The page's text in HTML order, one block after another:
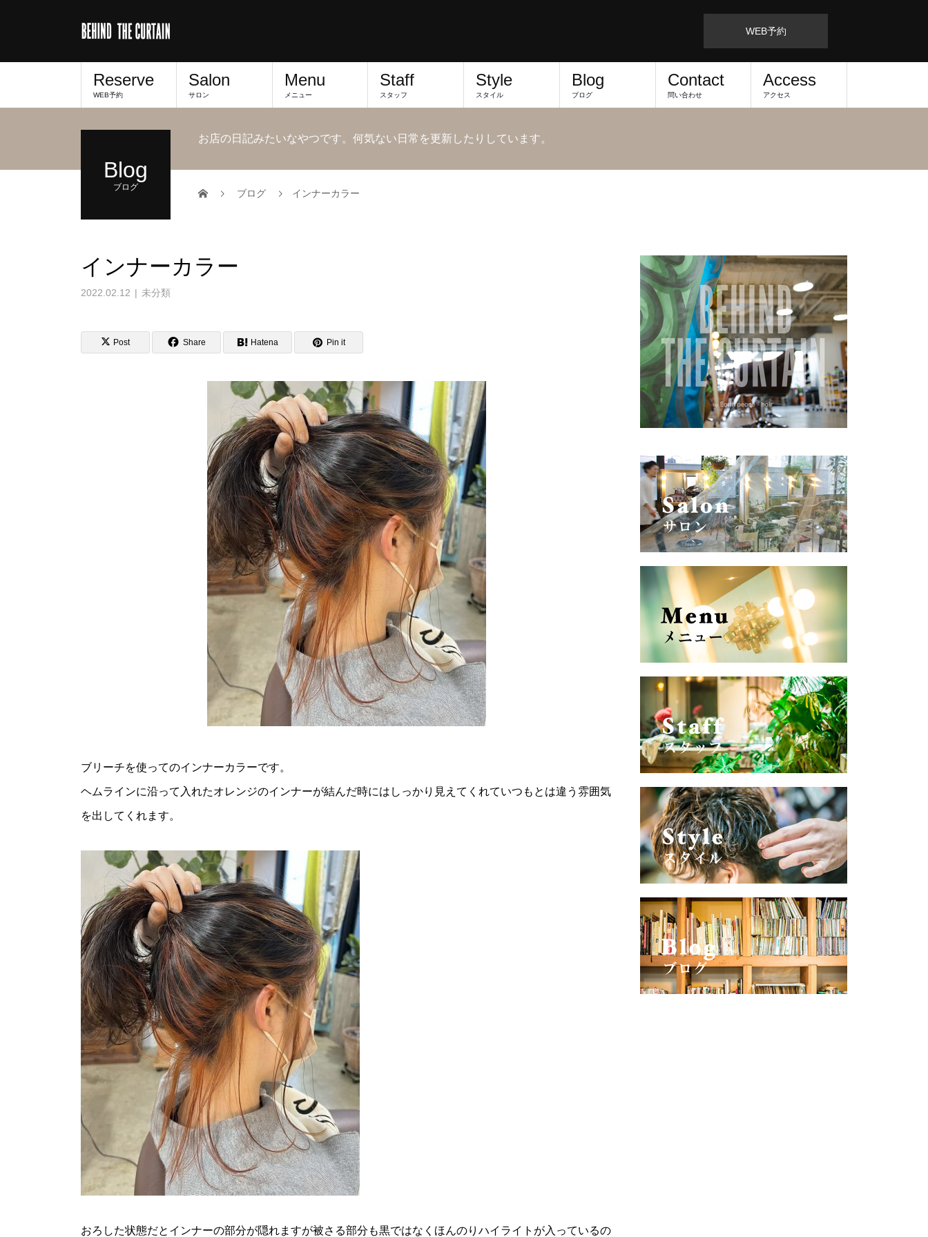
WEB予約
Reserve
WEB予約
Salon
サロン
Menu
メニュー
Staff
スタッフ
Style
スタイル
Blog
ブログ
Contact
問い合わせ
Access
アクセス
Blog
ブログ
お店の日記みたいなやつです。何気ない日常を更新したりしています。
ブログ インナーカラー
インナーカラー
2022.02.12 未分類
Post Share Hatena Pin it
ブリーチを使ってのインナーカラーです。
ヘムラインに沿って入れたオレンジのインナーが結んだ時にはしっかり見えてくれていつもとは違う雰囲気
を出してくれます。
おろした状態だとインナーの部分が隠れますが被さる部分も黒ではなくほんのりハイライトが入っているの